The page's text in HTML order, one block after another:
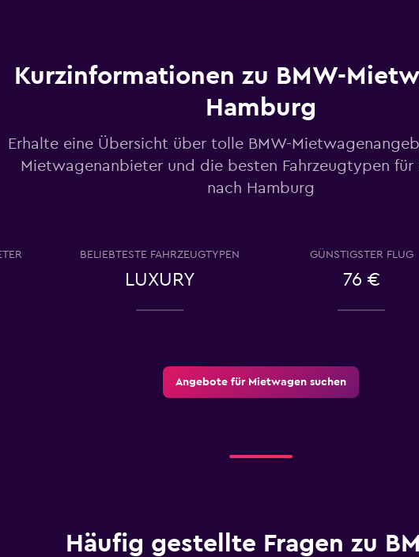
Kurzinformationen zu BMW-
Hamburg
Erhalte eine Übersicht über tolle BMW-
Mietwagenanbieter und die besten Fahrzeugtypen für
nach Hamburg
BELIEBTESTE FAHRZEUGTYPEN
LUXURY
GÜNSTIGSTER FLUG
76 €
Angebote für Mietwagen suchen
Häufig gestellte Fragen zu